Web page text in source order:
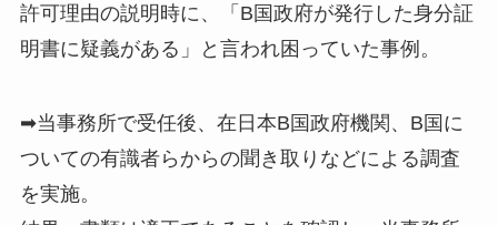
許可理由の説明時に、「B国政府が発行した身分証
明書に疑義がある」と言われ困っていた事例。
➡当事務所で受任後、在日本B国政府機関、B国に
ついての有識者らからの聞き取りなどによる調査
を実施。